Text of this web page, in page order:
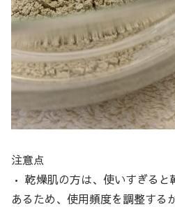
注意点
• 乾燥肌の方は、使いすぎる
あるため、使用頻度を調整する